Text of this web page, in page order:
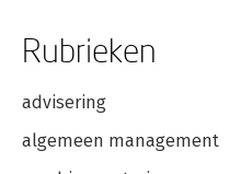
Rubrieken
advisering
algemeen management